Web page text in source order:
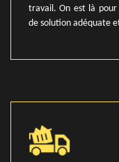
travail. On est là pour
de solution adéquate